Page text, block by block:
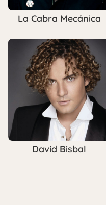
La Cabra Mecánica
David Bisbal